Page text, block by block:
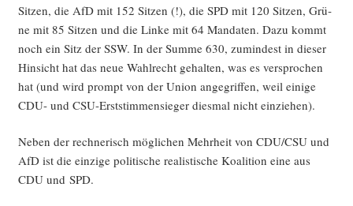
Sit­zen, die AfD mit 152 Sit­zen (!), die SPD mit 120 Sit­zen, Grü­
ne mit 85 Sit­zen und die Lin­ke mit 64 Man­da­ten. Dazu kommt
noch ein Sitz der SSW. In der Sum­me 630, zumin­dest in die­ser
Hin­sicht hat das neue Wahl­recht gehal­ten, was es ver­spro­chen
hat (und wird prompt von der Uni­on ange­grif­fen, weil eini­ge
CDU- und CSU-Erst­stim­men­sie­ger dies­mal nicht einziehen).
Neben der rech­ne­risch mög­li­chen Mehr­heit von CDU/CSU und
AfD ist die ein­zi­ge poli­ti­sche rea­lis­ti­sche Koali­ti­on eine aus
CDU und SPD.